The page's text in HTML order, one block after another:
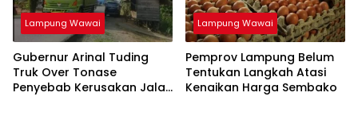
Lampung Wawai
Gubernur Arinal Tuding
Truk Over Tonase
Penyebab Kerusakan Jalan
Lampung Wawai
Pemprov Lampung Belum
Tentukan Langkah Atasi
Kenaikan Harga Sembako